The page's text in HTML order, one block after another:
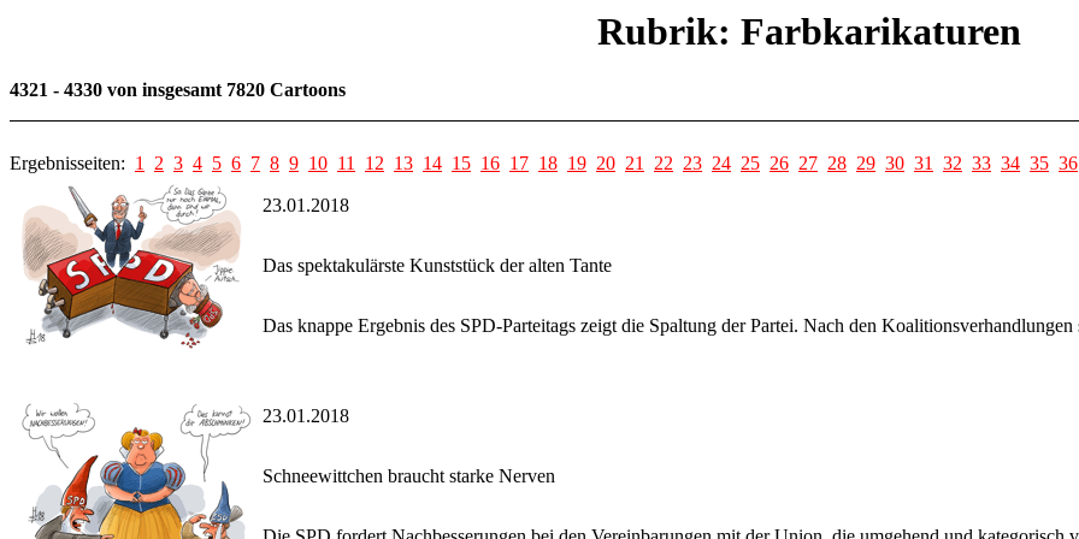
Rubrik: Farbkarikaturen
4321 - 4330 von insgesamt 7820 Cartoons
Ergebnisseiten: 1 2 3 4 5 6 7 8 9 10 11 12 13 14 15 16 17 18 19 20 21 22 23 24 25 26 27 28 29 30 31 32 33 34 35 36
23.01.2018
Das spektakulärste Kunststück der alten Tante
Das knappe Ergebnis des SPD-Parteitags zeigt die Spaltung der Partei. Nach den
23.01.2018
Schneewittchen braucht starke Nerven